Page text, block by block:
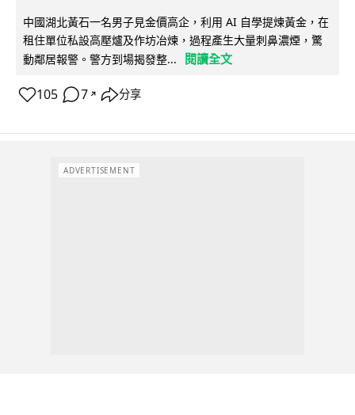
中國湖北黃石一名男子見金價高企，利用 AI 自學提煉黃金，在
租住單位私設高壓爐及作坊冶煉，過程產生大量刺鼻濃煙，驚
動鄰居報警。警方到場揭發整...
閱讀全文
105 7 ↗ 分享
ADVERTISEMENT